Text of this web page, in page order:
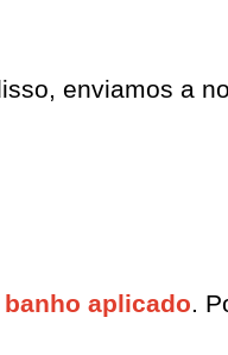
enviamos a
banho aplicado.